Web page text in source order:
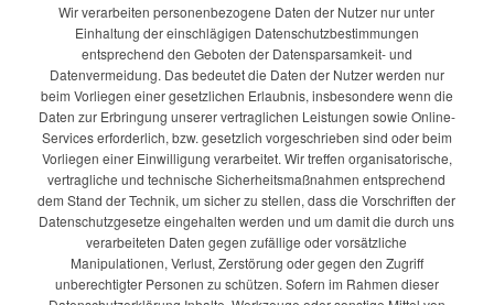
Wir verarbeiten personenbezogene Daten der Nutzer nur unter
Einhaltung der einschlägigen Datenschutzbestimmungen
entsprechend den Geboten der Datensparsamkeit- und
Datenvermeidung. Das bedeutet die Daten der Nutzer werden nur
beim Vorliegen einer gesetzlichen Erlaubnis, insbesondere wenn die
Daten zur Erbringung unserer vertraglichen Leistungen sowie Online-
Services erforderlich, bzw. gesetzlich vorgeschrieben sind oder beim
Vorliegen einer Einwilligung verarbeitet. Wir treffen organisatorische,
vertragliche und technische Sicherheitsmaßnahmen entsprechend
dem Stand der Technik, um sicher zu stellen, dass die Vorschriften der
Datenschutzgesetze eingehalten werden und um damit die durch uns
verarbeiteten Daten gegen zufällige oder vorsätzliche
Manipulationen, Verlust, Zerstörung oder gegen den Zugriff
unberechtigter Personen zu schützen. Sofern im Rahmen dieser